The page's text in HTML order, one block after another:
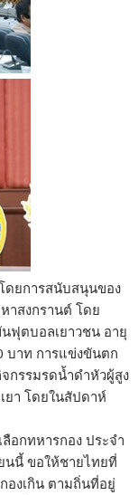
ดยการสนับสนุนของ
าสงกรานต์ โดย
ฟุตบอลเยาวชน อายุ
บาท การแข่งขันตก
กรรมรดน้ำดำหัวผู้สูง
ยา โดยในสัปดาห์
อกทหารกอง ประจำ
นนี้ ขอให้ชายไทยที่
องเกิน ตามถิ่นที่อยู่